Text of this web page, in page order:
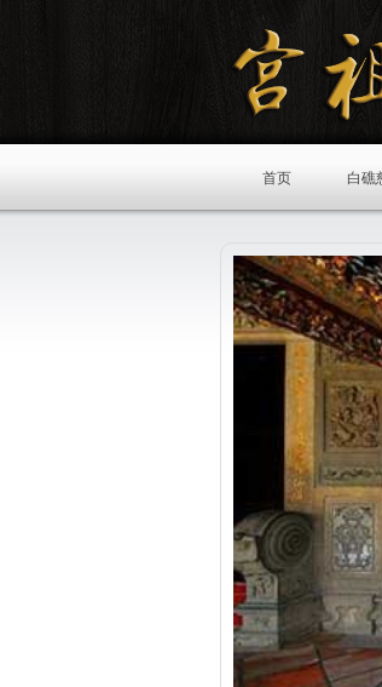
首页 白礁